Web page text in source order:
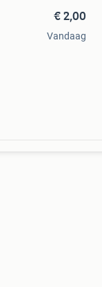
€ 2,00
Vandaag